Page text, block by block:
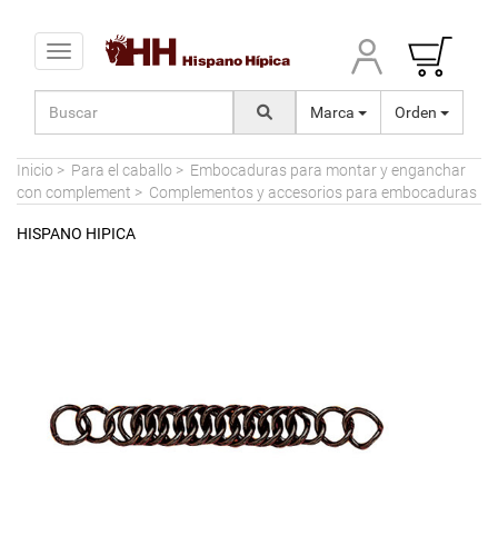
Toggle navigation
Marca Orden
Inicio > Para el caballo > Embocaduras para montar y enganchar
con complement > Complementos y accesorios para embocaduras
HISPANO HIPICA